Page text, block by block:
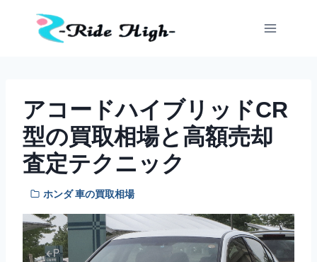
アコードハイブリッドCR
型の買取相場と高額売却
査定テクニック
ホンダ 車の買取相場